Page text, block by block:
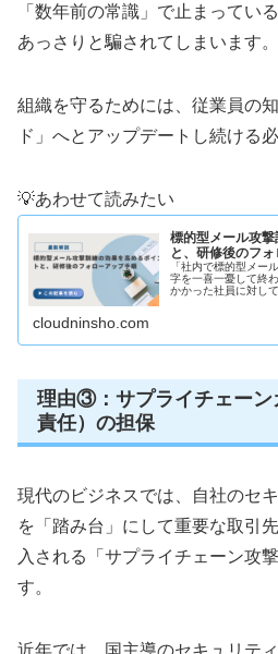
「数年前の常識」で止まってい
あっさりと騙されてしまいます。
組織を守るためには、従業員の
ド」へとアップデートし続ける
💡あわせて読みたい
標的型メール攻
と、研修後のフ
「社内で標的型メー
字を一喜一憂して終
かかった社員に対し
cloudninsho.com
理由③：サプライチェーン
責任）の担保
現代のビジネスでは、自社のセ
を「踏み台」にして重要な取引
入される「サプライチェーン攻
す。
近年では、国主導のセキュリテ